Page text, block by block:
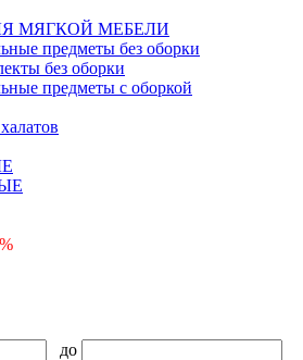
МЯГКОЙ МЕБЕЛИ
предметы без оборки
без оборки
предметы с оборкой
%
до